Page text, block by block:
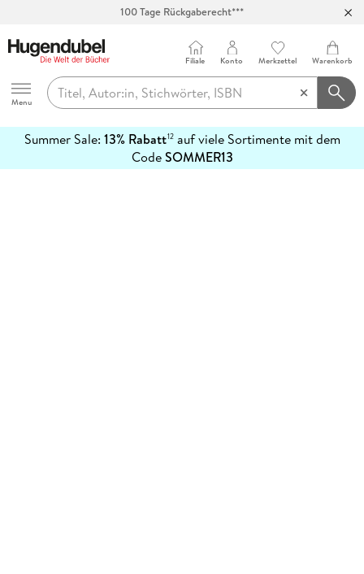
100 Tage Rückgaberecht***
Hugendubel
Menu
Filiale Konto Merkzettel Warenkorb
Summer Sale: 13% Rabatt12auf viele Sortimente mit dem
CodeSOMMER13
erfahren